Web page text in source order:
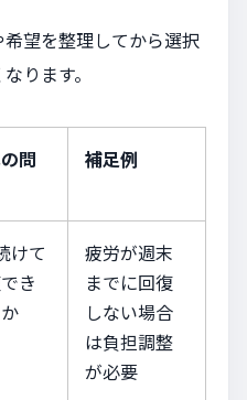
望を整理してから選択
ります。
問
補足例
けて
き
疲労が週末
までに回復
しない場合
は負担調整
が必要